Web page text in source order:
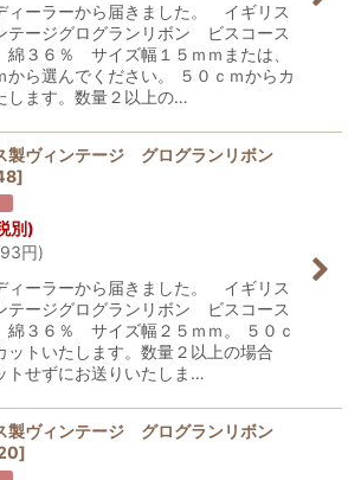
ィーラーから届きました。 イギリス
テージグログランリボン ビスコース
３６％ サイズ幅１５ｍｍまたは、
から選んでください。 ５０ｃｍからカ
します。数量２以上の…
製ヴィンテージ グログランリボン
]
別)
円)
ィーラーから届きました。 イギリス
テージグログランリボン ビスコース
３６％ サイズ幅２５ｍｍ。 ５０ｃ
ットいたします。数量２以上の場合
トせずにお送りいたしま…
製ヴィンテージ グログランリボン
]